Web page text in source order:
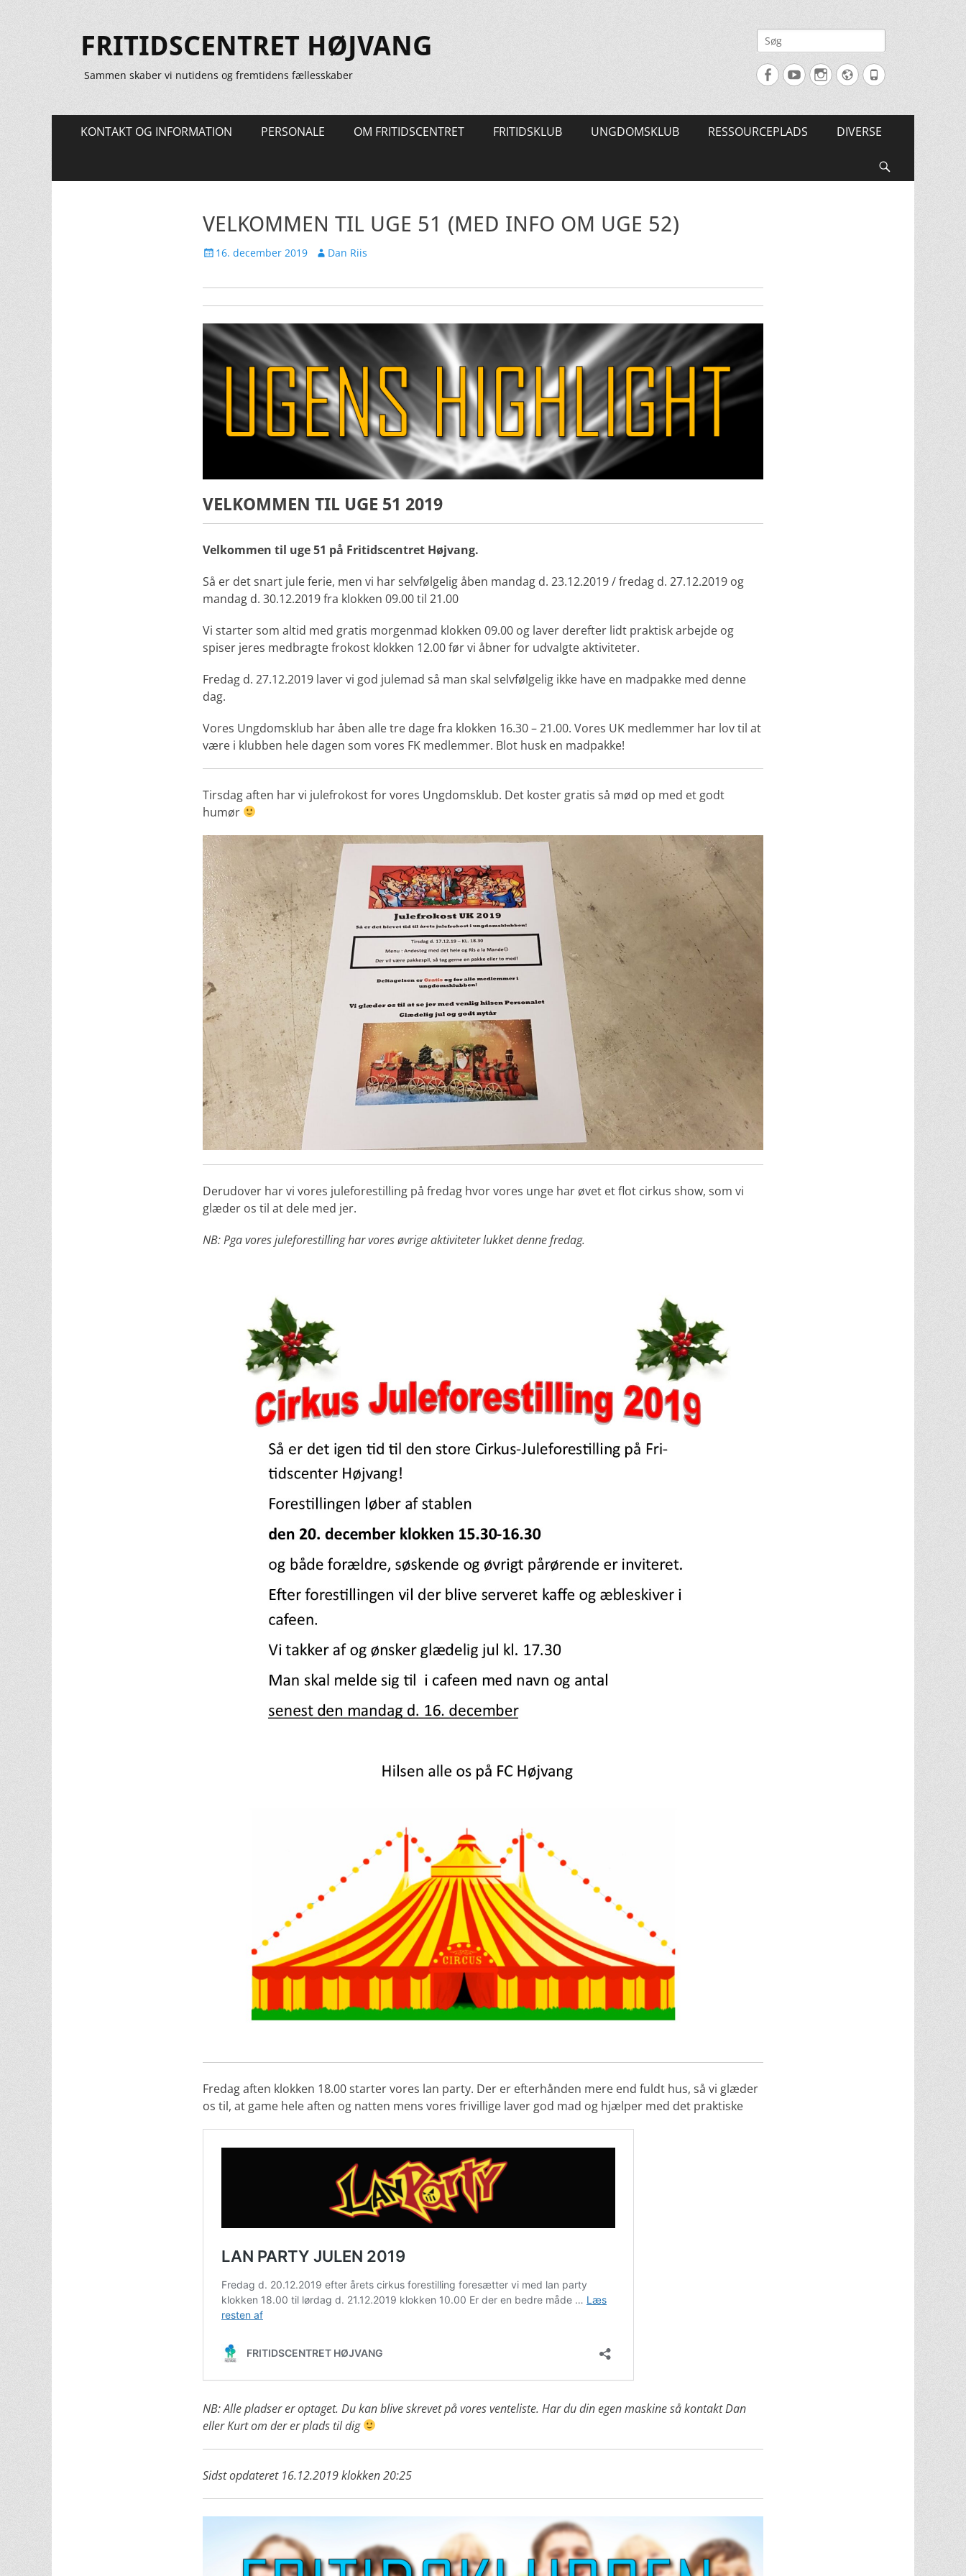
FRITIDSCENTRET HØJVANG
Sammen skaber vi nutidens og fremtidens fællesskaber
Søg
efter:
FacebookYouTubeInstagram
Website
Tlf.
Primær
KONTAKT OG INFORMATION PERSONALE OM FRITIDSCENTRET FRITIDSKLUB UNGDOMSKLUB RESSOURCEPLADS DIVERSE
VELKOMMEN TIL UGE 51 (MED INFO OM UGE 52)
Udgivet
16. december 2019 Forfatter
Dan Riis
VELKOMMEN TIL UGE 51 2019
Velkommen til uge 51 på Fritidscentret Højvang.
Så er det snart jule ferie, men vi har selvfølgelig åben mandag d. 23.12.2019 / fredag d. 27.12.2019 og
mandag d. 30.12.2019 fra klokken 09.00 til 21.00
Vi starter som altid med gratis morgenmad klokken 09.00 og laver derefter lidt praktisk arbejde og
spiser jeres medbragte frokost klokken 12.00 før vi åbner for udvalgte aktiviteter.
Fredag d. 27.12.2019 laver vi god julemad så man skal selvfølgelig ikke have en madpakke med denne
dag.
Vores Ungdomsklub har åben alle tre dage fra klokken 16.30 – 21.00. Vores UK medlemmer har lov til at
være i klubben hele dagen som vores FK medlemmer. Blot husk en madpakke!
Tirsdag aften har vi julefrokost for vores Ungdomsklub. Det koster gratis så mød op med et godt
humør
Derudover har vi vores juleforestilling på fredag hvor vores unge har øvet et flot cirkus show, som vi
glæder os til at dele med jer.
NB: Pga vores juleforestilling har vores øvrige aktiviteter lukket denne fredag.
Fredag aften klokken 18.00 starter vores lan party. Der er efterhånden mere end fuldt hus, så vi glæder
os til, at game hele aften og natten mens vores frivillige laver god mad og hjælper med det praktiske
NB: Alle pladser er optaget. Du kan blive skrevet på vores venteliste. Har du din egen maskine så kontakt Dan
eller Kurt om der er plads til dig
Sidst opdateret 16.12.2019 klokken 20:25